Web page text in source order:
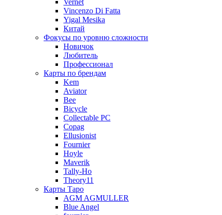
Vernet
Vincenzo Di Fatta
Yigal Mesika
Китай
Фокусы по уровню сложности
Новичок
Любитель
Профессионал
Карты по брендам
Kem
Aviator
Bee
Bicycle
Collectable PC
Copag
Ellusionist
Fournier
Hoyle
Maverik
Tally-Ho
Theory11
Карты Таро
AGM AGMULLER
Blue Angel